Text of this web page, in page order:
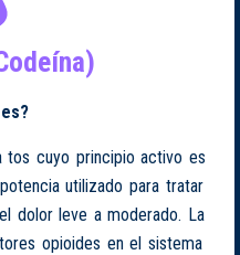
tos cuyo principio activo es
utilizado para tratar
dolor leve a moderado. La
opioides en el sistema